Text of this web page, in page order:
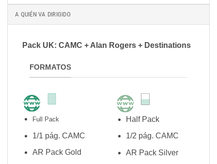
A QUIÉN VA DIRIGIDO
Pack UK: CAMC + Alan Rogers + Destinations
FORMATOS
Full Pack
1/1 pág. CAMC
AR Pack Gold
Half Pack
1/2 pág. CAMC
AR Pack Silver